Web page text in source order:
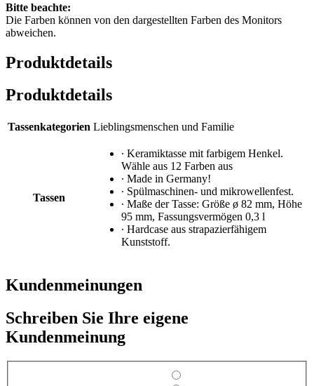
Bitte beachte:
Die Farben können von den dargestellten Farben des Monitors
abweichen.
Produktdetails
Produktdetails
Tassenkategorien Lieblingsmenschen und Familie
Tassen
∙ Keramiktasse mit farbigem Henkel.
Wähle aus 12 Farben aus
∙ Made in Germany!
∙ Spülmaschinen- und mikrowellenfest.
∙ Maße der Tasse: Größe ø 82 mm, Höhe
95 mm, Fassungsvermögen 0,3 l
∙ Hardcase aus strapazierfähigem
Kunststoff.
Kundenmeinungen
Schreiben Sie Ihre eigene
Kundenmeinung